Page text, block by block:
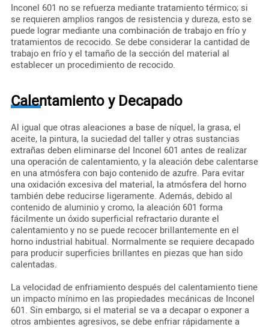
Inconel 601 no se refuerza mediante tratamiento térmico; si
se requieren amplios rangos de resistencia y dureza, esto se
puede lograr mediante una combinación de trabajo en frío y
tratamientos de recocido. Se debe considerar la cantidad de
trabajo en frío y el tamaño de la sección del material al
establecer un procedimiento de recocido.
Calentamiento y Decapado
Al igual que otras aleaciones a base de níquel, la grasa, el
aceite, la pintura, la suciedad del taller y otras sustancias
extrañas deben eliminarse del Inconel 601 antes de realizar
una operación de calentamiento, y la aleación debe calentarse
en una atmósfera con bajo contenido de azufre. Para evitar
una oxidación excesiva del material, la atmósfera del horno
también debe reducirse ligeramente. Además, debido al
contenido de aluminio y cromo, la aleación 601 forma
fácilmente un óxido superficial refractario durante el
calentamiento y no se puede recocer brillantemente en el
horno industrial habitual. Normalmente se requiere decapado
para producir superficies brillantes en piezas que han sido
calentadas.
La velocidad de enfriamiento después del calentamiento tiene
un impacto mínimo en las propiedades mecánicas de Inconel
601. Sin embargo, si el material se va a decapar o exponer a
otros ambientes agresivos, se debe enfriar rápidamente a